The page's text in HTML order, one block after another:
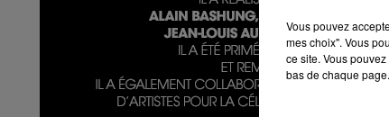
Vous pouvez
mes choix". Vous
ce site. Vous
bas de chaque page.